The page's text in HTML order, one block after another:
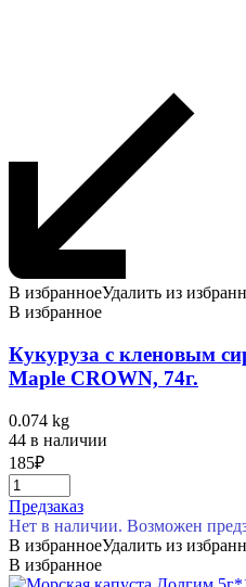
В избранноеУдалить из
В избранное
Кукуруза с кленовым
Maple CROWN, 74г.
0.074 kg
44 в наличии
185₽
Предзаказ
Нет в наличии. Возможен
В избранноеУдалить из
В избранное